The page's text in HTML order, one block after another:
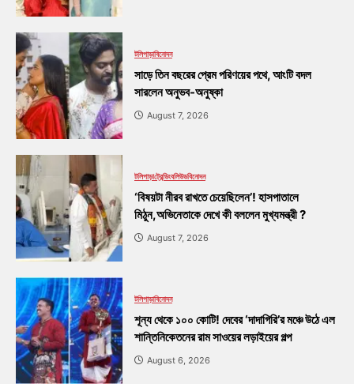
টলিপাড়াবিনোদন
সাড়ে তিন বছরের প্রেম পরিণয়ের পথে, আংটি বদল
সারলেন অনুভব-অনুষ্কা
August 7, 2026
টলিপাড়াট্রেন্ডিংবলিউডবিনোদন
‘বিষয়টা নীরব রাখতে চেয়েছিলেন’! হাসপাতালে
মিঠুন,অভিনেতাকে দেখে কী বললেন মুখ্যমন্ত্রী ?
August 7, 2026
টলিপাড়াবিনোদন
শূন্য থেকে ১০০ কোটি! দেবের ‘দাদাগিরি’র মঞ্চে উঠে এল
শান্তিনিকেতনের রাম সাওয়ের লড়াইয়ের গল্প
August 6, 2026